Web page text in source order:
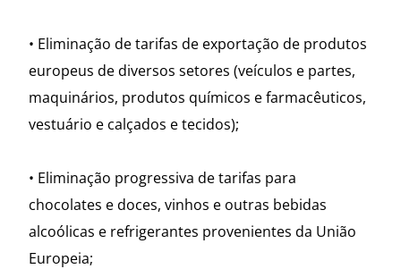
• Eliminação de tarifas de exportação de produtos
europeus de diversos setores (veículos e partes,
maquinários, produtos químicos e farmacêuticos,
vestuário e calçados e tecidos);
• Eliminação progressiva de tarifas para
chocolates e doces, vinhos e outras bebidas
alcoólicas e refrigerantes provenientes da União
Europeia;